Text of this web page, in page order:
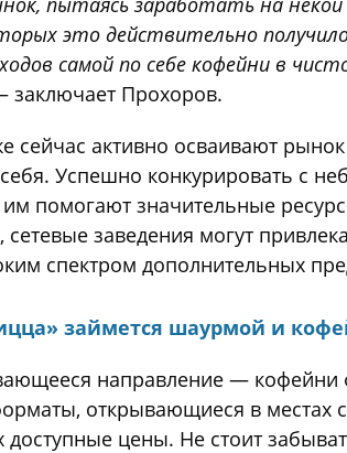
это действительно
самой по себе кофейни в
заключает Прохоров.
сейчас активно осваивают
Успешно конкурировать с
помогают значительные
заведения могут
спектром дополнительных
займется шаурмой и
направление — кофейни
открывающиеся в местах
цены. Не стоит